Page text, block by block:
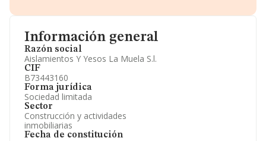
Información general
Razón social
Aislamientos Y Yesos La Muela S.l.
CIF
B73443160
Forma jurídica
Sociedad limitada
Sector
Construcción y actividades
inmobiliarias
Fecha de constitución
Información oficial y registral complementaria.